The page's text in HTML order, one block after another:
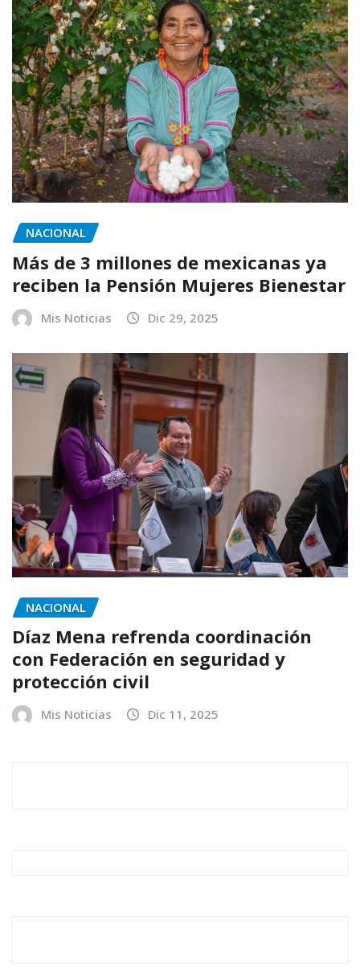
NACIONAL
Más de 3 millones de mexicanas ya
reciben la Pensión Mujeres Bienestar
Mis Noticias Dic 29, 2025
NACIONAL
Díaz Mena refrenda coordinación
con Federación en seguridad y
protección civil
Mis Noticias Dic 11, 2025